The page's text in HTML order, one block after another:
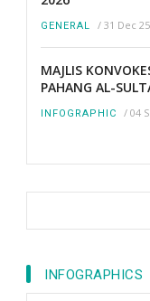
GENERAL / 31 Dec 25
MAJLIS
PAHANG AL-
INFOGRAPHIC / 04
INFOGRAPHICS